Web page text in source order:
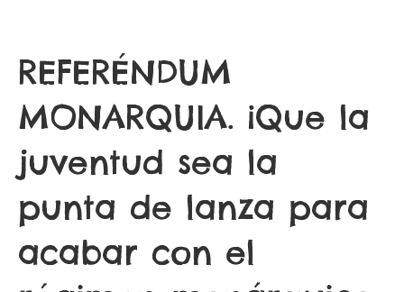
REFERÉNDUM
MONARQUIA. ¡Que la
juventud sea la
punta de lanza para
acabar con el